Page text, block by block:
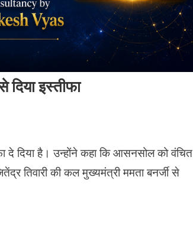
इस्तीफा
दे दिया है। उन्होंने कहा कि आसनसोल को वंचित
तिवारी की कल मुख्यमंत्री ममता बनर्जी से